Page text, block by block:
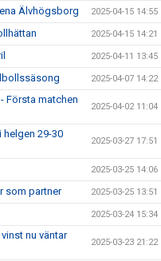
Älvhögsborg 2025-04-15 14:55
2025-04-15 14:21
2025-04-11 13:45
2025-04-07 14:22
Första matchen
2025-04-02 11:04
helgen 29-30
2025-03-27 17:51
2025-03-25 14:06
som partner 2025-03-25 13:51
2025-03-24 15:34
nu väntar
2025-03-23 21:22